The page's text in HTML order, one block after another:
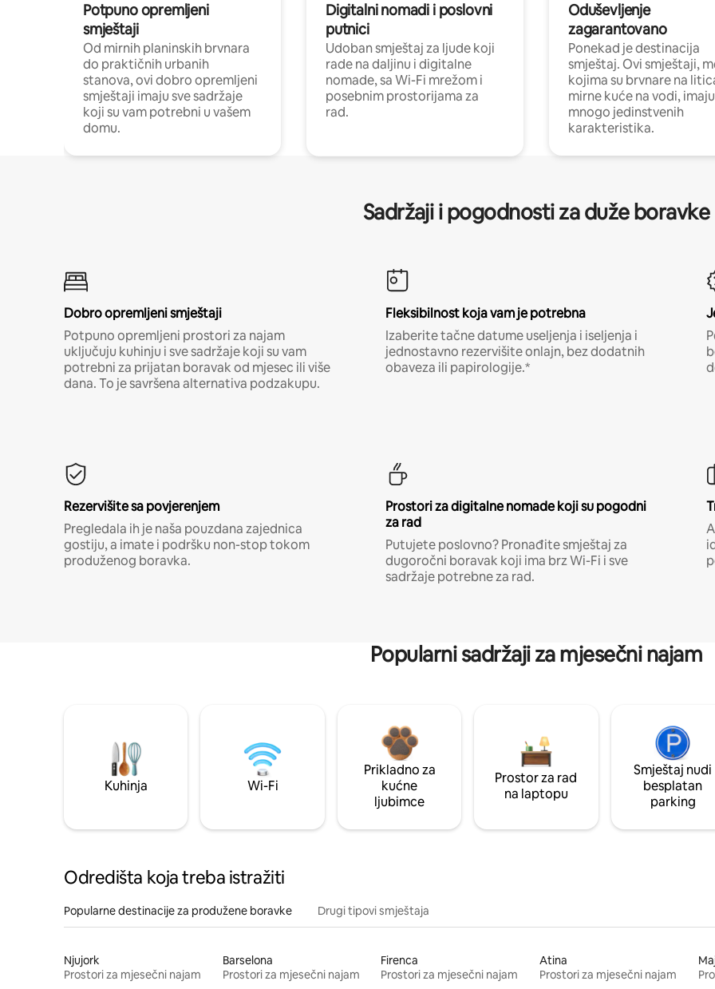
Potpuno opremljeni
smještaji
Od mirnih planinskih brvnara
do praktičnih urbanih
stanova, ovi dobro opremljeni
smještaji imaju sve sadržaje
koji su vam potrebni u vašem
domu.
Digitalni nomadi i poslovni
putnici
Udoban smještaj za ljude koji
rade na daljinu i digitalne
nomade, sa Wi-Fi mrežom i
posebnim prostorijama za
rad.
Oduševljenje
zagarantovano
Ponekad je destinacija
smještaj. Ovi smještaji,
kojima su brvnare na
mirne kuće na vodi, imaju
mnogo jedinstvenih
karakteristika.
Sadržaji i pogodnosti za duže boravke
Dobro opremljeni smještaji
Potpuno opremljeni prostori za najam
uključuju kuhinju i sve sadržaje koji su vam
potrebni za prijatan boravak od mjesec ili više
dana. To je savršena alternativa podzakupu.
Fleksibilnost koja vam je potrebna
Izaberite tačne datume useljenja i iseljenja i
jednostavno rezervišite onlajn, bez dodatnih
obaveza ili papirologije.*
Rezervišite sa povjerenjem
Pregledala ih je naša pouzdana zajednica
gostiju, a imate i podršku non-stop tokom
produženog boravka.
Prostori za digitalne nomade koji su pogodni
za rad
Putujete poslovno? Pronađite smještaj za
dugoročni boravak koji ima brz Wi-Fi i sve
sadržaje potrebne za rad.
Popularni sadržaji za mjesečni najam
Kuhinja Wi-Fi
Prikladno za
kućne
ljubimce
Prostor za rad
na laptopu
Smještaj nudi
besplatan
parking
Odredišta koja treba istražiti
Popularne destinacije za produžene boravke Drugi tipovi smještaja
Njujork
Prostori za mjesečni najam
Barselona
Prostori za mjesečni najam
Firenca
Prostori za mjesečni najam
Atina
Prostori za mjesečni najam